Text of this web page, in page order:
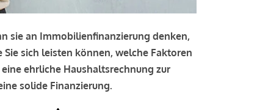
sie an Immobilienfinanzierung denken,
sich leisten können, welche Faktoren
ehrliche Haushaltsrechnung zur
solide Finanzierung.